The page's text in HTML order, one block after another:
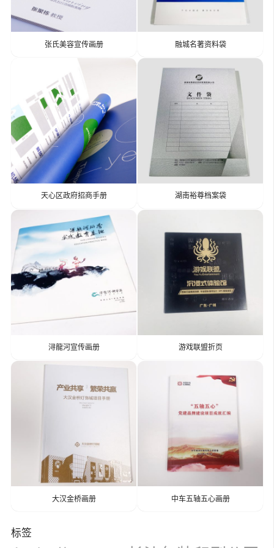
张氏美容宣传画册 融城名著资料袋
天心区政府招商手册 湖南裕尊档案袋
浔龍河宣传画册 游戏联盟折页
大汉金桥画册 中车五轴五心画册
标签